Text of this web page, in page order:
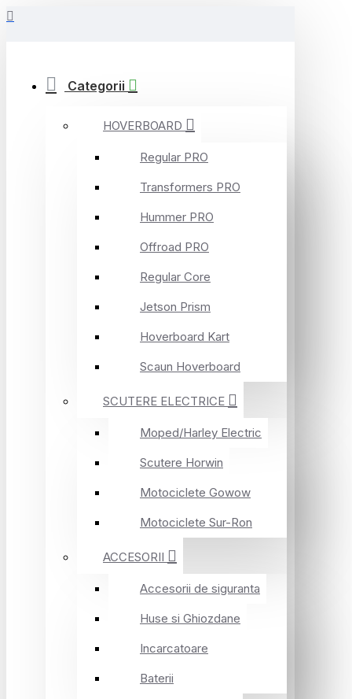
Categorii
HOVERBOARD
Regular PRO
Transformers PRO
Hummer PRO
Offroad PRO
Regular Core
Jetson Prism
Hoverboard Kart
Scaun Hoverboard
SCUTERE ELECTRICE
Moped/Harley Electric
Scutere Horwin
Motociclete Gowow
Motociclete Sur-Ron
ACCESORII
Accesorii de siguranta
Huse si Ghiozdane
Incarcatoare
Baterii